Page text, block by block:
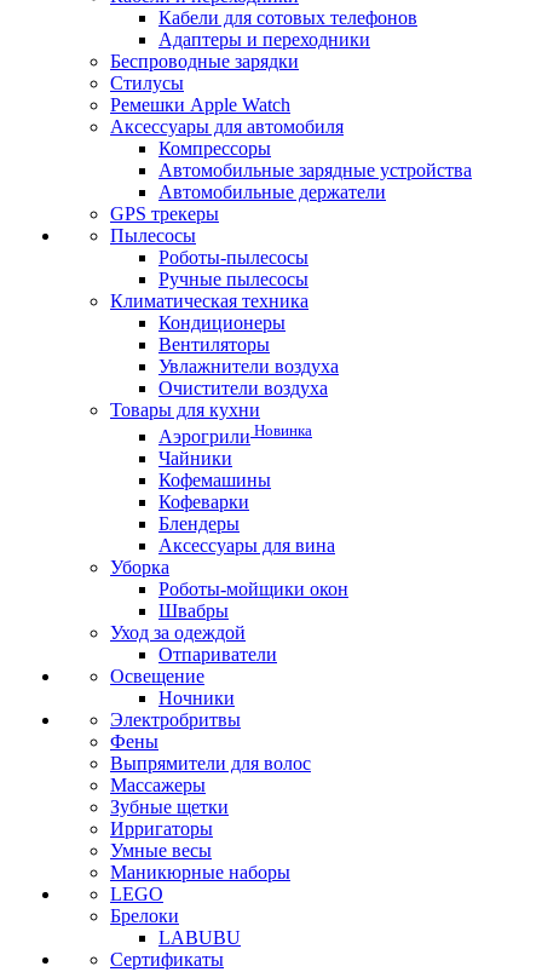
Кабели для сотовых телефонов
Адаптеры и переходники
Беспроводные зарядки
Стилусы
Ремешки Apple Watch
Аксессуары для автомобиля
Компрессоры
Автомобильные зарядные устройства
Автомобильные держатели
GPS трекеры
Пылесосы
Роботы-пылесосы
Ручные пылесосы
Климатическая техника
Кондиционеры
Вентиляторы
Увлажнители воздуха
Очистители воздуха
Товары для кухни
Аэрогрили Новинка
Чайники
Кофемашины
Кофеварки
Блендеры
Аксессуары для вина
Уборка
Роботы-мойщики окон
Швабры
Уход за одеждой
Отпариватели
Освещение
Ночники
Электробритвы
Фены
Выпрямители для волос
Массажеры
Зубные щетки
Ирригаторы
Умные весы
Маникюрные наборы
LEGO
Брелоки
LABUBU
Сертификаты